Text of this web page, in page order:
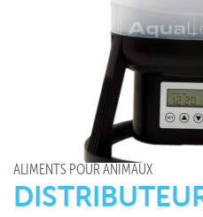
ALIMENTS POUR ANIMAUX